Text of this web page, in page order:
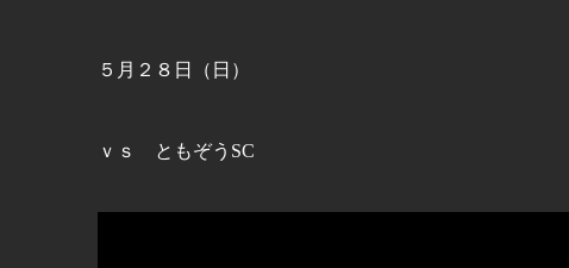
５月２８日（日）
ｖｓ ともぞうSC